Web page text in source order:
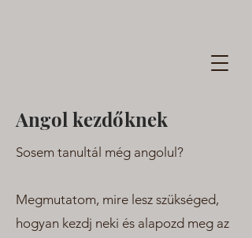
Angol kezdőknek
Sosem tanultál még angolul?
Megmutatom, mire lesz szükséged,
hogyan kezdj neki és alapozd meg az